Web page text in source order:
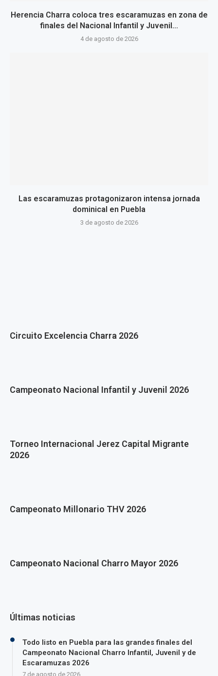
Herencia Charra coloca tres escaramuzas en zona de
finales del Nacional Infantil y Juvenil...
4 de agosto de 2026
Las escaramuzas protagonizaron intensa jornada
dominical en Puebla
3 de agosto de 2026
Circuito Excelencia Charra 2026
Campeonato Nacional Infantil y Juvenil 2026
Torneo Internacional Jerez Capital Migrante
2026
Campeonato Millonario THV 2026
Campeonato Nacional Charro Mayor 2026
Últimas noticias
Todo listo en Puebla para las grandes finales del
Campeonato Nacional Charro Infantil, Juvenil y de
Escaramuzas 2026
7 de agosto de 2026